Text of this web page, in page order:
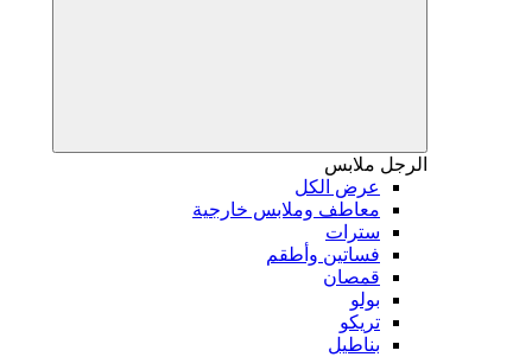
الرجل ملابس
عرض الكل
معاطف وملابس خارجية
سترات
فساتين وأطقم
قمصان
بولو
تريكو
بناطيل